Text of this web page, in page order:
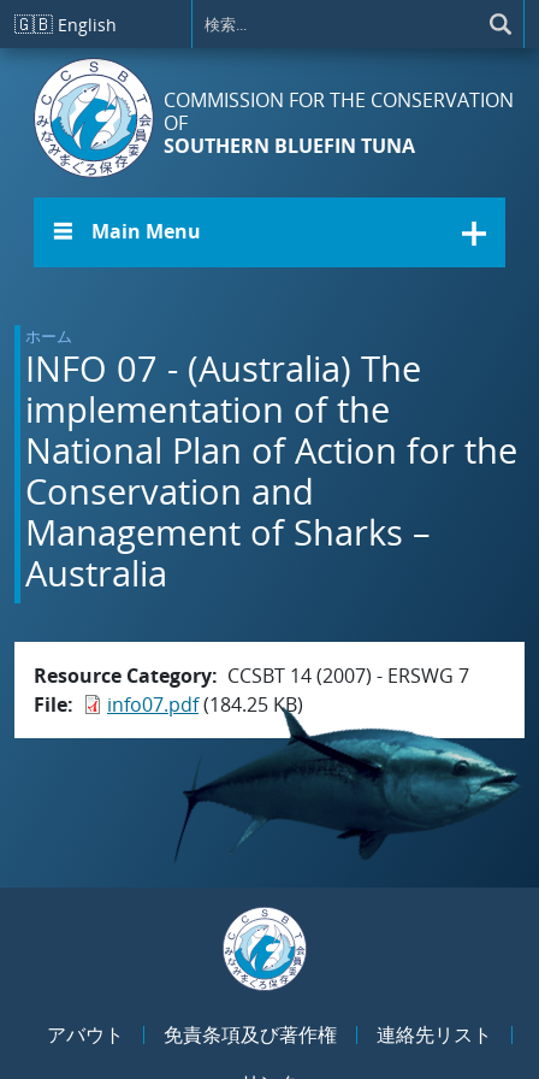
メインコンテンツに移動
🇬🇧 English
COMMISSION FOR THE CONSERVATION
OF
SOUTHERN BLUEFIN TUNA
☰ Main Menu
ホーム
INFO 07 - (Australia) The
implementation of the
National Plan of Action for the
Conservation and
Management of Sharks –
Australia
Resource Category
CCSBT 14 (2007) - ERSWG 7
File
info07.pdf(184.25 KB)
アバウト 免責条項及び著作権
連絡先リスト